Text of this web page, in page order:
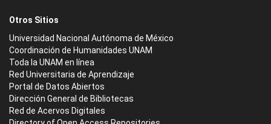
Otros Sitios
Universidad Nacional Autónoma de México
Coordinación de Humanidades UNAM
Toda la UNAM en línea
Red Universitaria de Aprendizaje
Portal de Datos Abiertos
Dirección General de Bibliotecas
Red de Acervos Digitales